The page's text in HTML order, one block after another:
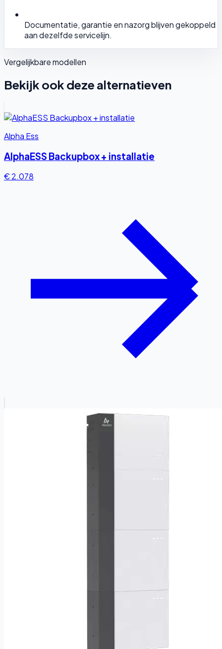
Documentatie, garantie en nazorg blijven gekoppeld
aan dezelfde servicelijn.
Vergelijkbare modellen
Bekijk ook deze alternatieven
Alpha Ess
AlphaESS Backupbox + installatie
€ 2.078